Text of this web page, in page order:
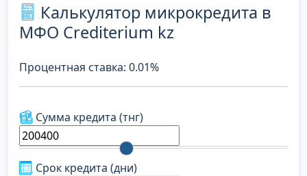
Калькулятор микрокредита в
МФО Crediterium kz
Процентная ставка: 0.01%
Сумма кредита (тнг)
Срок кредита (дни)